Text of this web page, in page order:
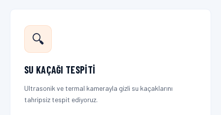
🔍
SU KAÇAĞI TESPITI
Ultrasonik ve termal kamerayla gizli su kaçaklarını
tahripsiz tespit ediyoruz.